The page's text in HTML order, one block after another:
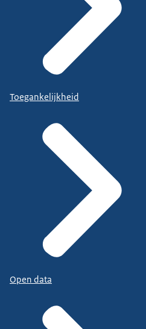
Toegankelijkheid
Open data